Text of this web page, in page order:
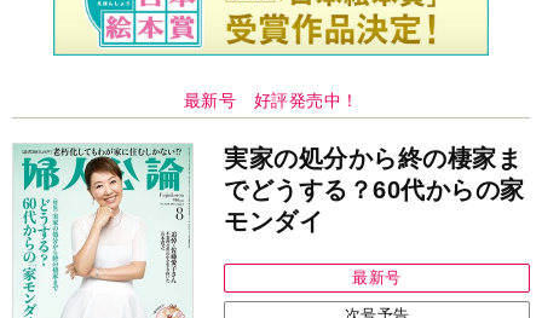
最新号 好評発売中！
実家の処分から終の棲家ま
でどうする？60代からの家
モンダイ
最新号